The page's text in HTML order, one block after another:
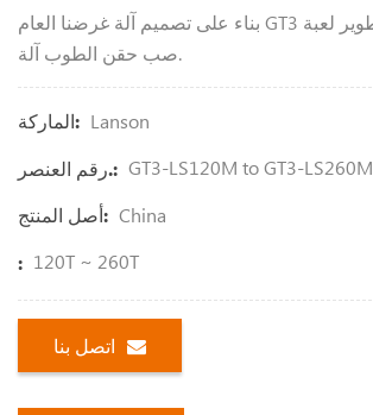
بناء على تصميم آلة غرضنا العام GT3 سلسلة، قمنا بتطوير لعبة
صب حقن الطوب آلة.
الماركة: Lanson
رقم العنصر.: GT3-LS120M to GT3-LS260M
أصل المنتج: China
: 120T ~ 260T
اتصل بنا